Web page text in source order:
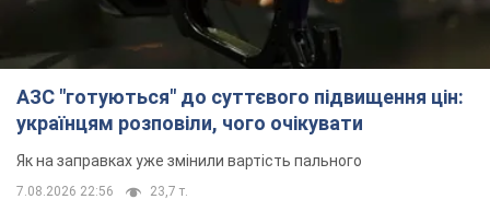
АЗС "готуються" до суттєвого підвищення цін:
українцям розповіли, чого очікувати
Як на заправках уже змінили вартість пального
7.08.2026 22:56 23,7 т.